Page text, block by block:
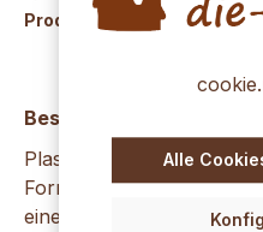
Produktnummer: K2502
Beschreibung
Plasty-Late ist eine
Formbaumasse mit der
eine Negativform von
Alle